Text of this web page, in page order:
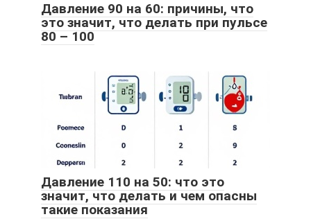
Давление 90 на 60: причины, что
это значит, что делать при пульсе
80 – 100
Давление 110 на 50: что это
значит, что делать и чем опасны
такие показания